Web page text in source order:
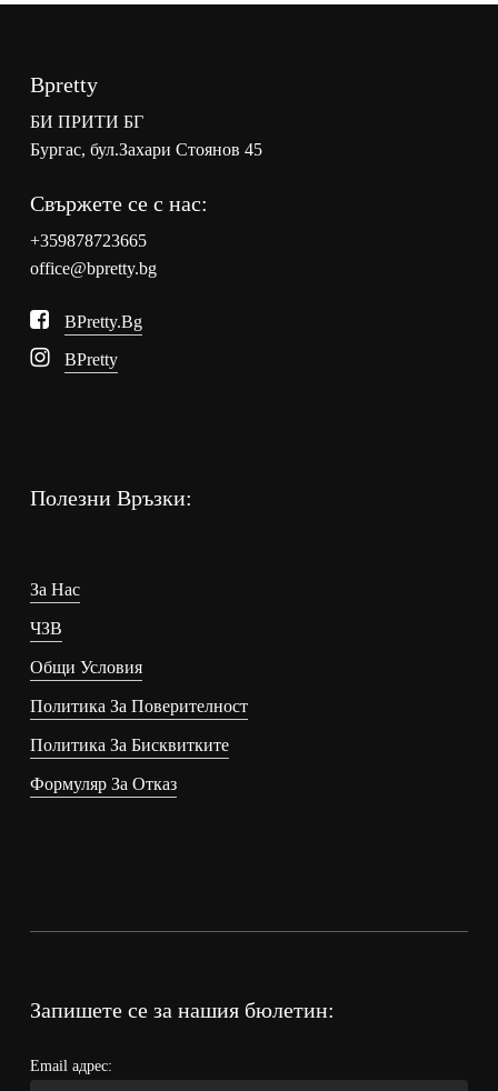
Bpretty
БИ ПРИТИ БГ
Бургас, бул.Захари Стоянов 45
Свържете се с нас:
+359878723665
office@bpretty.bg
BPretty.bg
BPretty
Полезни Връзки:
За Нас
ЧЗВ
Общи Условия
Политика За Поверителност
Политика За Бисквитките
Формуляр За Отказ
Запишете се за нашия бюлетин:
Email адрес: